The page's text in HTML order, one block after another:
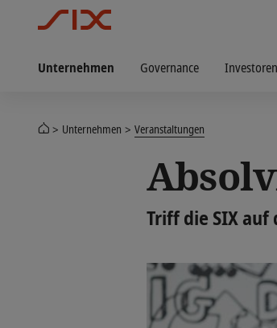
Unternehmen Governance Investoren
Unternehmen Veranstaltungen
Triff die SIX